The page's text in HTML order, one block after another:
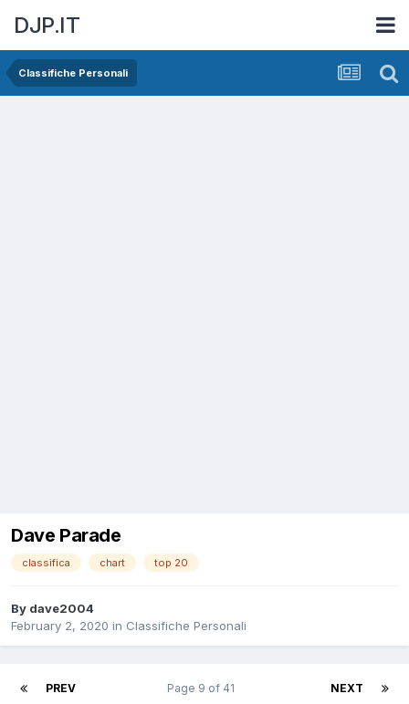
DJP.IT
Classifiche Personali
Dave Parade
classifica chart top 20
By dave2004
February 2, 2020 in Classifiche Personali
PREV NEXT
Page 9 of 41